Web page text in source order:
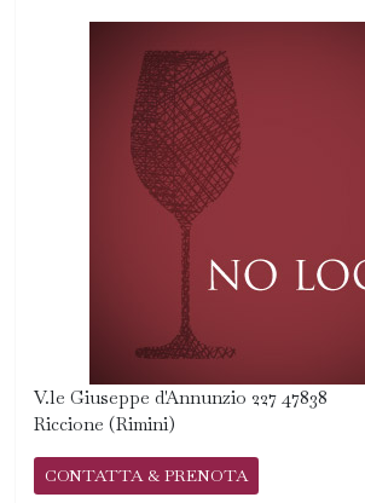
V.le Giuseppe d'Annunzio 227 47838
Riccione (Rimini)
CONTATTA & PRENOTA